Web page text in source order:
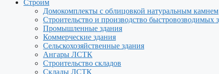
Строим
Домокомплекты с облицовкой натуральным камнем
Строительство и производство быстровозводимых
Промышленные здания
Коммерческие здания
Сельскохозяйственные здания
Ангары ЛСТК
Строительство складов
Склады ЛСТК